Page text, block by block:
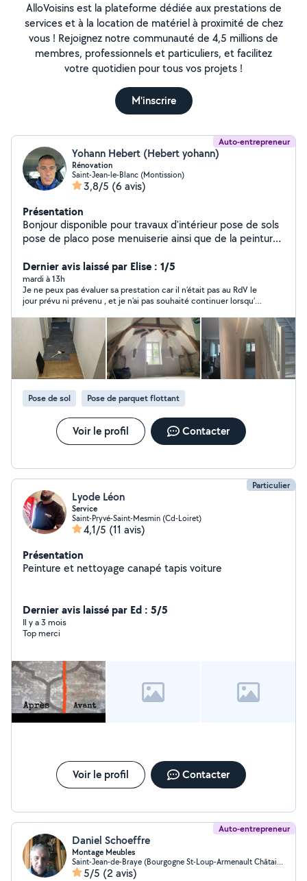
AlloVoisins est la plateforme dédiée aux prestations de
services et à la location de matériel à proximité de chez
vous ! Rejoignez notre communauté de 4,5 millions de
membres, professionnels et particuliers, et facilitez
votre quotidien pour tous vos projets !
M'inscrire
Auto-entrepreneur
Yohann Hebert (Hebert yohann)
Rénovation
Saint-Jean-le-Blanc (Montission)
3,8/5 (6 avis)
Présentation
Bonjour disponible pour travaux d'intérieur pose de sols
pose de placo pose menuiserie ainsi que de la peinture
Dernier avis laissé par Elise : 1/5
mardi à 13h
Je ne peux pas évaluer sa prestation car il n’était pas au RdV le
jour prévu ni prévenu , et je n’ai pas souhaité continuer lorsqu’il
Pose de sol Pose de parquet flottant
Voir le profil Contacter
Particulier
Lyode Léon
Service
Saint-Pryvé-Saint-Mesmin (Cd-Loiret)
4,1/5 (11 avis)
Présentation
Peinture et nettoyage canapé tapis voiture
Dernier avis laissé par Ed : 5/5
Il y a 3 mois
Top merci
Voir le profil Contacter
Auto-entrepreneur
Daniel Schoeffre
Montage Meubles
Saint-Jean-de-Braye (Bourgogne St-Loup-Armenault Châtaigniers)
5/5 (2 avis)